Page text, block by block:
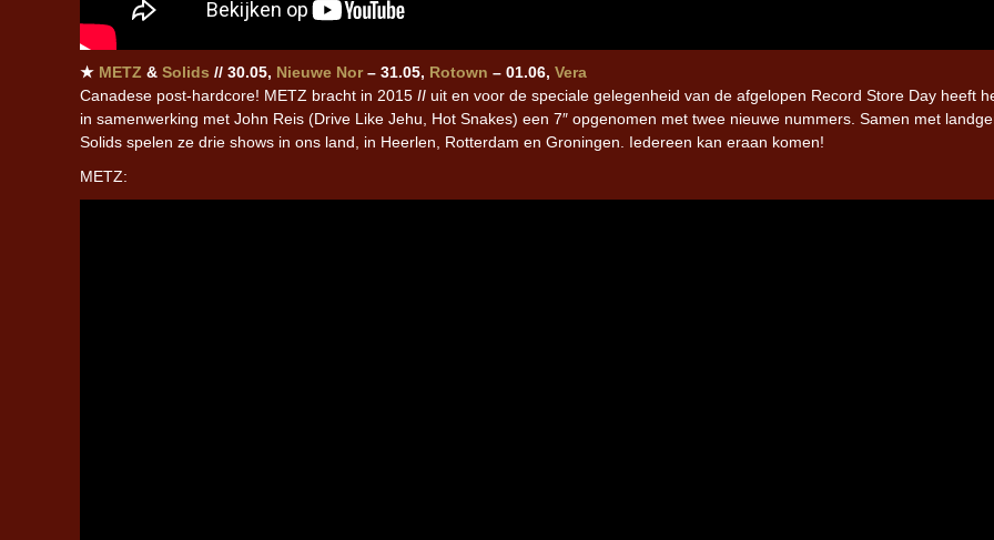
★ METZ & Solids // 30.05, Nieuwe Nor– 31.05, Rotown – 01.06, Vera
Canadese post-hardcore! METZ bracht in 2015 II uit en voor de speciale gelegenheid van de afgelopen Record Store Day heeft
in samenwerking met John Reis (Drive Like Jehu, Hot Snakes) een 7″ opgenomen met twee nieuwe nummers. Samen met
Solids spelen ze drie shows in ons land, in Heerlen, Rotterdam en Groningen. Iedereen kan eraan komen!
METZ: